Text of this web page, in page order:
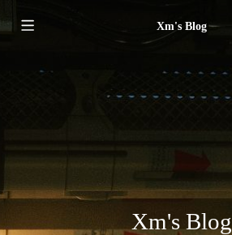
Xm's Blog
Xm's Blog